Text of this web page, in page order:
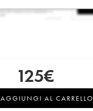
125€
AGGIUNGI AL CARRELLO